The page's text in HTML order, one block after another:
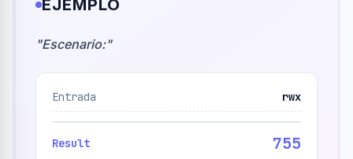
EJEMPLO
"Escenario:"
Entrada rwx
Result 755